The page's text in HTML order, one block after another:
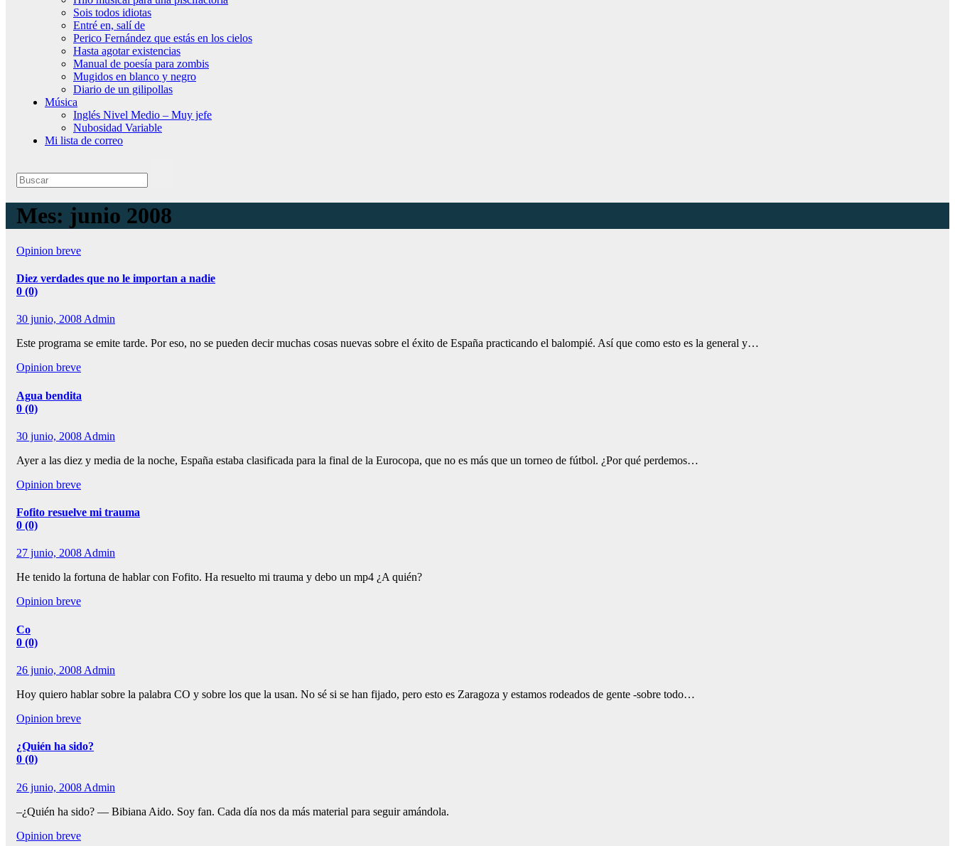
Sois todos idiotas
Entré en, salí de
Perico Fernández que estás en los cielos
Hasta agotar existencias
Manual de poesía para zombis
Mugidos en blanco y negro
Diario de un gilipollas
Música
Inglés Nivel Medio – Muy jefe
Nubosidad Variable
Mi lista de correo
Mes: junio 2008
Opinion breve
Diez verdades que no le importan a nadie
0 (0)
30 junio, 2008Admin
Este programa se emite tarde. Por eso, no se pueden decir muchas cosas nuevas sobre el éxito de España practicando el balompié. Así que como esto es la general y…
Opinion breve
Agua bendita
0 (0)
30 junio, 2008 Admin
Ayer a las diez y media de la noche, España estaba clasificada para la final de la Eurocopa, que no es más que un torneo de fútbol. ¿Por qué perdemos…
Opinion breve
Fofito resuelve mi trauma
0 (0)
27 junio, 2008Admin
He tenido la fortuna de hablar con Fofito. Ha resuelto mi trauma y debo un mp4 ¿A quién?
Opinion breve
Co
0 (0)
26 junio, 2008 Admin
Hoy quiero hablar sobre la palabra CO y sobre los que la usan. No sé si se han fijado, pero esto es Zaragoza y estamos rodeados de gente -sobre todo…
Opinion breve
¿Quién ha sido?
0 (0)
26 junio, 2008 Admin
–¿Quién ha sido? — Bibiana Aido. Soy fan. Cada día nos da más material para seguir amándola.
Opinion breve